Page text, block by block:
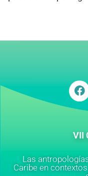
VII
Las
Caribe en